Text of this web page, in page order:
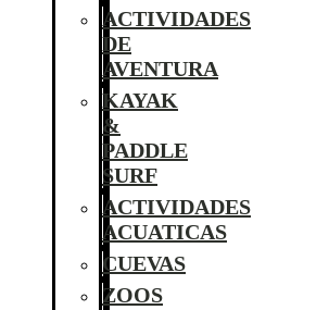
ACTIVIDADES
DE
AVENTURA
KAYAK
&
PADDLE
SURF
ACTIVIDADES
ACUATICAS
CUEVAS
ZOOS